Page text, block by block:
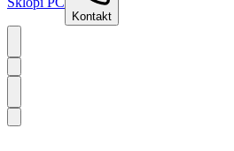
Kontakt